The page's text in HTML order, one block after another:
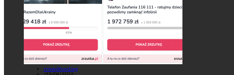
crowdfunding